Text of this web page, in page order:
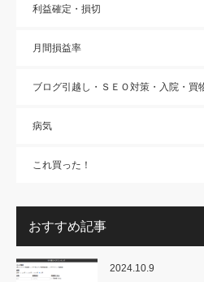
利益確定・損切
月間損益率
ブログ引越し・ＳＥＯ対策・入院・買
病気
これ買った！
おすすめ記事
2024.10.9